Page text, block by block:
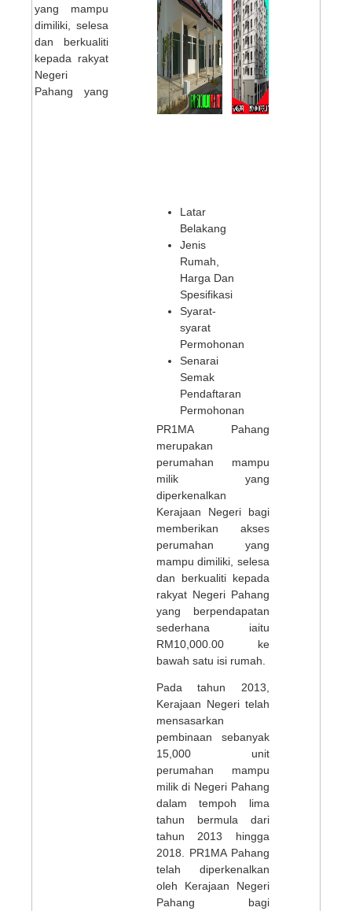
Latar
Belakang
Jenis
Rumah,
Harga Dan
Spesifikasi
Syarat-
syarat
Permohonan
Senarai
Semak
Pendaftaran
Permohonan
PR1MA Pahang
merupakan
perumahan mampu
milik yang
diperkenalkan
Kerajaan Negeri bagi
memberikan akses
perumahan yang
mampu dimiliki, selesa
dan berkualiti kepada
rakyat Negeri Pahang
yang berpendapatan
sederhana iaitu
RM10,000.00 ke
bawah satu isi rumah.
Pada tahun 2013,
Kerajaan Negeri telah
mensasarkan
pembinaan sebanyak
15,000 unit
perumahan mampu
milik di Negeri Pahang
dalam tempoh lima
tahun bermula dari
tahun 2013 hingga
2018. PR1MA Pahang
telah diperkenalkan
oleh Kerajaan Negeri
Pahang bagi
yang mampu
dimiliki, selesa
dan berkualiti
kepada rakyat
Negeri
Pahang yang